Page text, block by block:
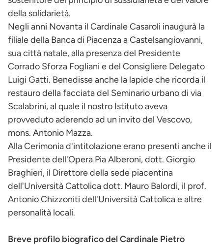
della solidarietà.
Negli anni Novanta il Cardinale Casaroli inaugurà la
filiale della Banca di Piacenza a Castelsangiovanni,
sua città natale, alla presenza del Presidente
Corrado Sforza Fogliani e del Consigliere Delegato
Luigi Gatti. Benedisse anche la lapide che ricorda il
restauro della facciata del Seminario urbano di via
Scalabrini, al quale il nostro Istituto aveva
provveduto aderendo ad un invito del Vescovo,
mons. Antonio Mazza.
Alla Cerimonia d'intitolazione erano presenti anche il
Presidente dell'Opera Pia Alberoni, dott. Giorgio
Braghieri, il Direttore della sede piacentina
dell'Università Cattolica dott. Mauro Balordi, il prof.
Antonio Chizzoniti dell'Università Cattolica e altre
personalità locali.
Breve profilo biografico del Cardinale Pietro